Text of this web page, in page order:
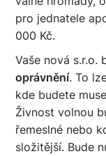
pro jednatele
000 Kč.
Vaše nová s.r.o.
oprávnění. To
kde budete
Živnost volnou
řemeslné nebo
složitější. Bude